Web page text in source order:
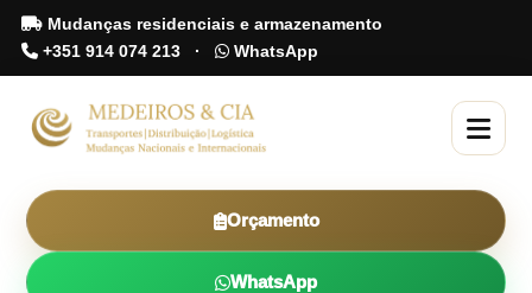
Mudanças residenciais e armazenamento
+351 914 074 213 · WhatsApp
Orçamento
WhatsApp